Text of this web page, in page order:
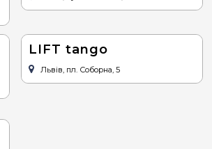
LIFT tango
Львів, пл. Соборна, 5